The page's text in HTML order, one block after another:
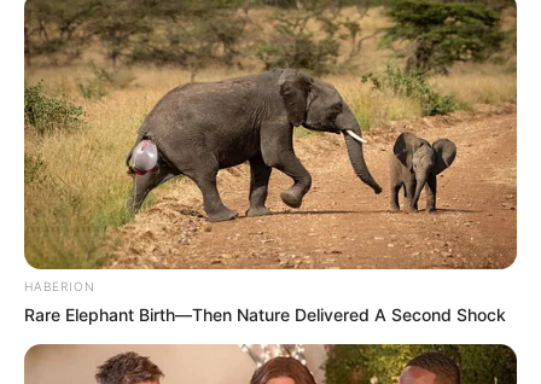
HABERION
Rare Elephant Birth—Then Nature Delivered A Second Shock